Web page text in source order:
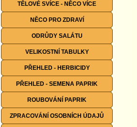
TĚLOVÉ SVÍCE - NĚCO VÍCE
NĚCO PRO ZDRAVÍ
ODRŮDY SALÁTU
VELIKOSTNÍ TABULKY
PŘEHLED - HERBICIDY
PŘEHLED - SEMENA PAPRIK
ROUBOVÁNÍ PAPRIK
ZPRACOVÁNÍ OSOBNÍCH ÚDAJŮ